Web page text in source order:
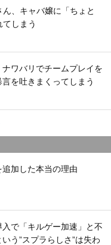
ん、キャバ嬢に「ちょと
てしまう
ナワバリでチームプレイを
を吐きまくってしまう
加した本当の理由
入で「キルゲー加速」と不
う”スプラらしさ”は失わ